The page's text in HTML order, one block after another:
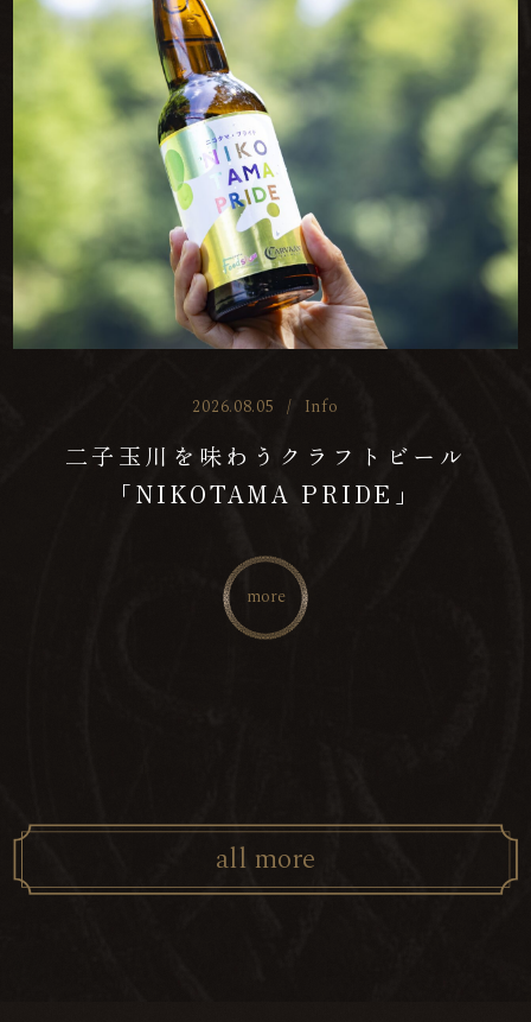
2026.08.05 / Info
二子玉川を味わうクラフトビール
「NIKOTAMA PRIDE」
more
allmore